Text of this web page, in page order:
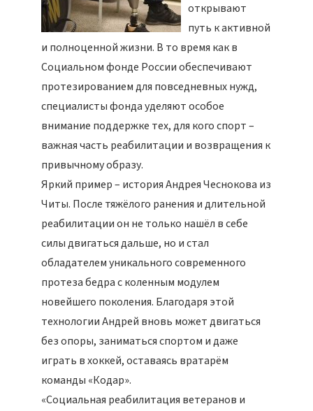
открывают
путь к активной
и полноценной жизни. В то время как в
Социальном фонде России обеспечивают
протезированием для повседневных нужд,
специалисты фонда уделяют особое
внимание поддержке тех, для кого спорт –
важная часть реабилитации и возвращения к
привычному образу.
Яркий пример – история Андрея Чеснокова из
Читы. После тяжёлого ранения и длительной
реабилитации он не только нашёл в себе
силы двигаться дальше, но и стал
обладателем уникального современного
протеза бедра с коленным модулем
новейшего поколения. Благодаря этой
технологии Андрей вновь может двигаться
без опоры, заниматься спортом и даже
играть в хоккей, оставаясь вратарём
команды «Кодар».
«Социальная реабилитация ветеранов и